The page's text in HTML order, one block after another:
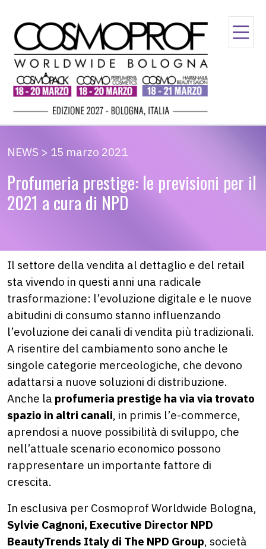
NEWS > 15 marzo 2021
Profumeria prestige: le previsioni per il
2021 a cura di NPD
Il settore della vendita al dettaglio e del retail
sta vivendo in questi anni una radicale
trasformazione: l’evoluzione digitale e le nuove
abitudini di consumo stanno influenzando
l’evoluzione dei canali di vendita più tradizionali.
A risentire del cambiamento sono anche le
singole categorie merceologiche, che devono
adattarsi a nuove soluzioni di distribuzione.
Anche la profumeria prestige ha via via trovato
spazio in altri canali, in primis l’e-commerce,
aprendosi a nuove possibilità di sviluppo, che
nell’attuale scenario economico possono
rappresentare un importante fattore di
crescita.
In esclusiva per Cosmoprof Worldwide Bologna,
Sylvie Cagnoni, Executive Director NPD
BeautyTrends Italy di The NPD Group, società